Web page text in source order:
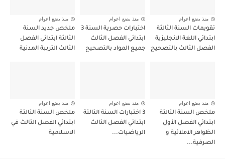
منذ بضع اعوام
تقويمات السنة الثالثة
ابتدائي اللغة الانجليزية
الفصل الثالث بالتصحيح
منذ بضع اعوام
اختبارات حصرية السنة 3
ابتدائي الفصل الثالث
جميع المواد بالتصحيح
منذ بضع اعوام
ملخص جديد السنة
الثالثة ابتدائي الفصل
الثالث الترببة المدنية
منذ بضع اعوام
ملخص السنة الثالثة
ابتدائي الفصل الأول
الظواهر الاملائية و
الصرفية...
منذ بضع اعوام
3 اختبارات السنة الثالثة
ابتدائي الفصل الثالث
الرياضيات...
منذ بضع اعوام
ملخص السنة الثالثة
ابتدائي الفصل الثالث في
الاسلامية